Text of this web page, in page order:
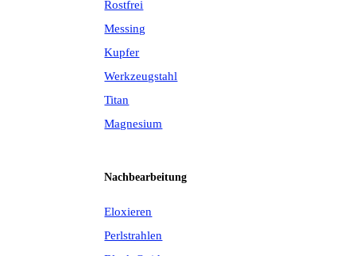
Rostfrei
Messing
Kupfer
Werkzeugstahl
Titan
Magnesium
Nachbearbeitung
Eloxieren
Perlstrahlen